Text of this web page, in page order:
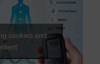
cookies and